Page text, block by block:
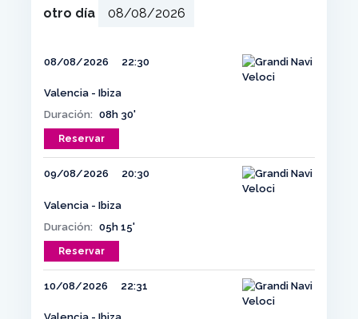
otro día
08/08/2026 22:30
Valencia - Ibiza
Duración: 08h 30'
Reservar
09/08/2026 20:30
Valencia - Ibiza
Duración: 05h 15'
Reservar
10/08/2026 22:31